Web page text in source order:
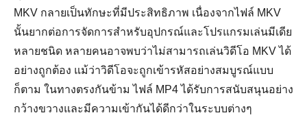
MKV กลายเป็นทักษะที่มีประสิทธิภาพ เนื่องจากไฟล์ MKV
นั้นยากต่อการจัดการสำหรับอุปกรณ์และโปรแกรมเล่นมีเดีย
หลายชนิด หลายคนอาจพบว่าไม่สามารถเล่นวิดีโอ MKV ได้
อย่างถูกต้อง แม้ว่าวิดีโอจะถูกเข้ารหัสอย่างสมบูรณ์แบบ
ก็ตาม ในทางตรงกันข้าม ไฟล์ MP4 ได้รับการสนับสนุนอย่าง
กว้างขวางและมีความเข้ากันได้ดีกว่าในระบบต่างๆ